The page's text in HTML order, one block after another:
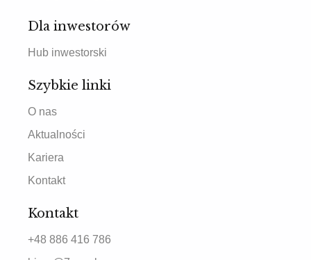
Dla inwestorów
Hub inwestorski
Szybkie linki
O nas
Aktualności
Kariera
Kontakt
Kontakt
+48 886 416 786